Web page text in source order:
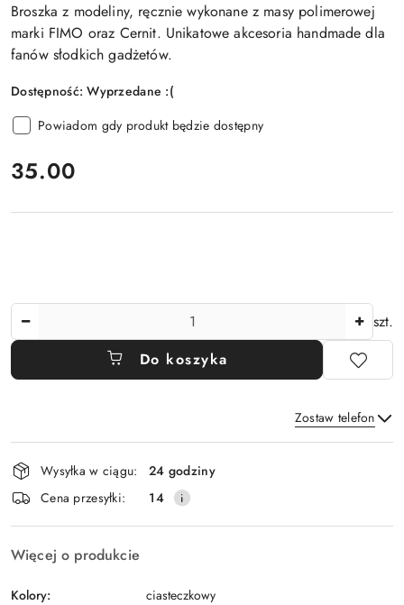
Broszka z modeliny, ręcznie wykonane z masy polimerowej
marki FIMO oraz Cernit. Unikatowe akcesoria handmade dla
fanów słodkich gadżetów.
Dostępność:Wyprzedane :(
Powiadom gdy produkt będzie dostępny
cena:
35.00
szt.
Do koszyka
Zostaw telefon
Wyślij
Dostępność
i
dostawa
Wysyłka w ciągu:
24 godziny
Cena przesyłki:
14
Więcej o produkcie
Kolory: ciasteczkowy